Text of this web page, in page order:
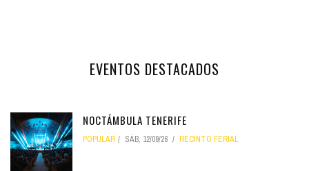
EVENTOS DESTACADOS
NOCTÁMBULA TENERIFE
POPULAR SÁB, 12/09/26 RECINTO FERIAL